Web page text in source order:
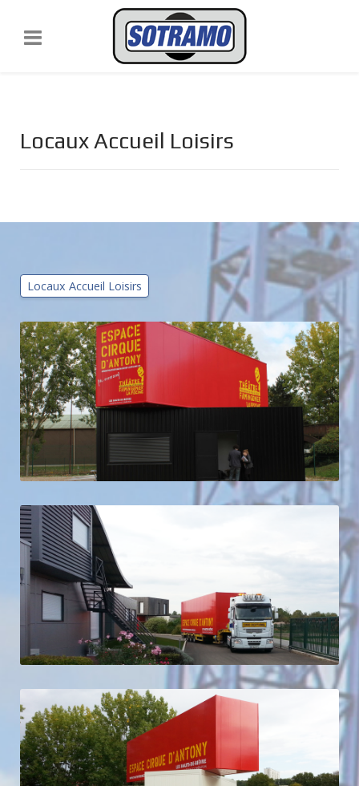
Locaux Accueil Loisirs
Locaux Accueil Loisirs